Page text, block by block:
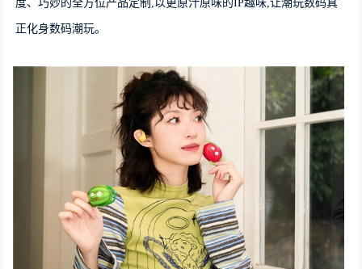
度、巧妙的全方位产品定制,以更原汁原味的IP趣味,让潮玩数码真
正化身数码潮玩。